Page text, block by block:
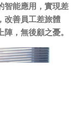
智能應用，實現差
改善員工差旅體
，無後顧之憂。